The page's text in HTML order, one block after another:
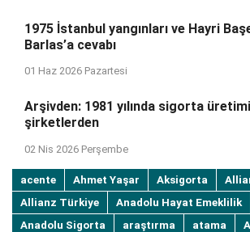
1975 İstanbul yangınları ve Hayri
Barlas’a cevabı
01 Haz 2026 Pazartesi
Arşivden: 1981 yılında sigorta
şirketlerden
02 Nis 2026 Perşembe
acente Ahmet Yaşar Aksigorta
Allianz Türkiye
Anadolu Hayat Emeklilik
Anadolu Sigorta
araştırma atama